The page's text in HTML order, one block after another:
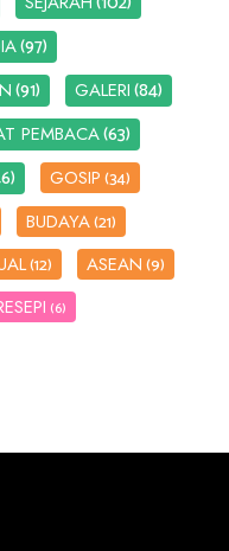
(97)
(91) GALERI(84)
PEMBACA(63)
GOSIP(34)
BUDAYA(21)
(12) ASEAN(9)
(6)